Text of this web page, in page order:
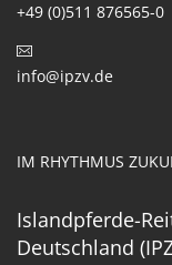
+49 (0)511 876565-0
info@ipzv.de
IM RHYTHMUS
Islandpferde-
Deutschland